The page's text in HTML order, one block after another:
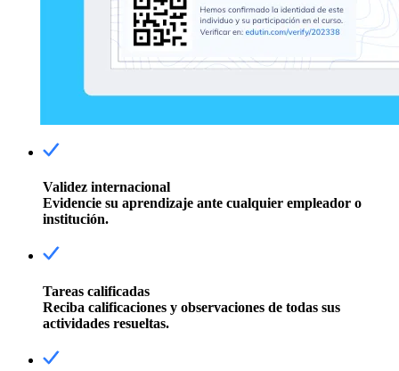
Validez internacional
Evidencie su aprendizaje ante cualquier empleador o
institución.
Tareas calificadas
Reciba calificaciones y observaciones de todas sus
actividades resueltas.